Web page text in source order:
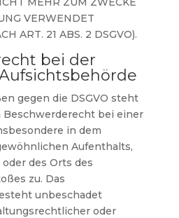
VERWENDET
ART. 21 ABS. 2 DSGVO).
bei der
gegen die DSGVO steht
bei einer
in dem
Aufenthalts,
des Orts des
zu. Das
unbeschadet
oder